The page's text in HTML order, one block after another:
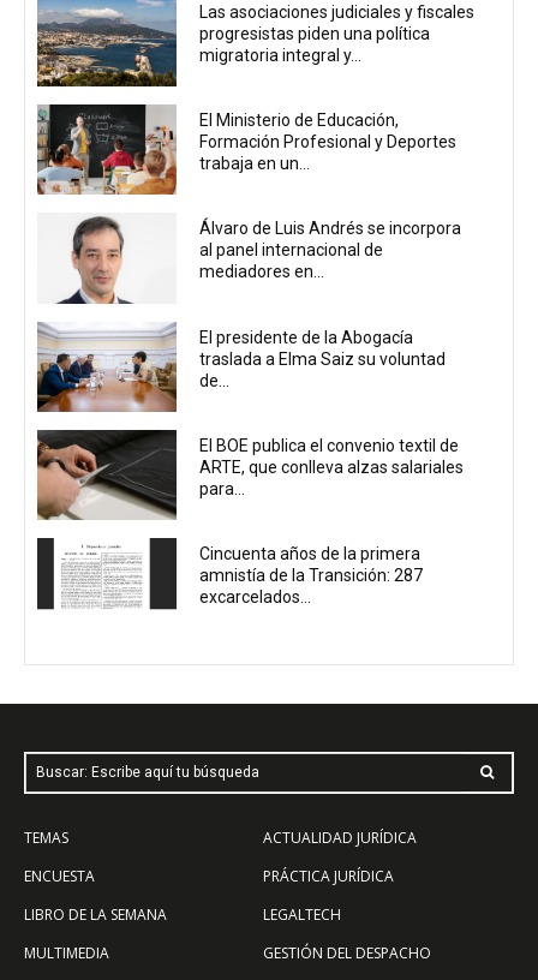
Las asociaciones judiciales y fiscales
progresistas piden una política
migratoria integral y...
El Ministerio de Educación,
Formación Profesional y Deportes
trabaja en un...
Álvaro de Luis Andrés se incorpora
al panel internacional de
mediadores en...
El presidente de la Abogacía
traslada a Elma Saiz su voluntad
de...
El BOE publica el convenio textil de
ARTE, que conlleva alzas salariales
para...
Cincuenta años de la primera
amnistía de la Transición: 287
excarcelados...
Buscar: Escribe aquí tu búsqueda
TEMAS
ENCUESTA
LIBRO DE LA SEMANA
MULTIMEDIA
ACTUALIDAD JURÍDICA
PRÁCTICA JURÍDICA
LEGALTECH
GESTIÓN DEL DESPACHO